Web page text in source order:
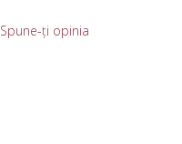
Spune-ţi opinia